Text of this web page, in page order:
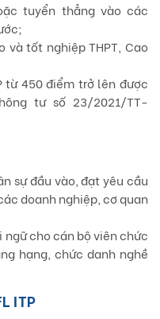
tuyển thẳng vào các
tốt nghiệp THPT, Cao
từ 450 điểm trở lên được
tư số 23/2021/TT-
sự đầu vào, đạt yêu cầu
doanh nghiệp, cơ quan
cho cán bộ viên chức
hạng, chức danh nghề
ITP